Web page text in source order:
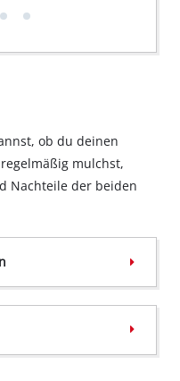
ob du deinen
mulchst,
Nachteile der beiden